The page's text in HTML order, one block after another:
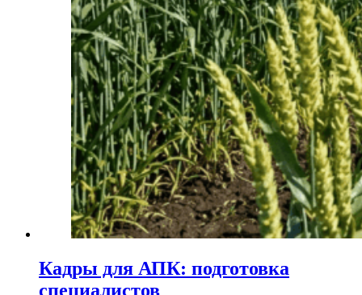
Кадры для АПК: подготовка
специалистов